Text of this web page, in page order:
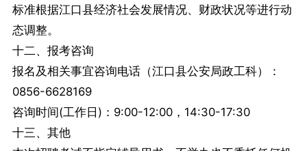
标准根据江口县经济社会发展情况、财政状况等进行动
态调整。
十二、报考咨询
报名及相关事宜咨询电话（江口县公安局政工科）：
0856-6628169
咨询时间(工作日)：9:00-12:00，14:30-17:30
十三、其他